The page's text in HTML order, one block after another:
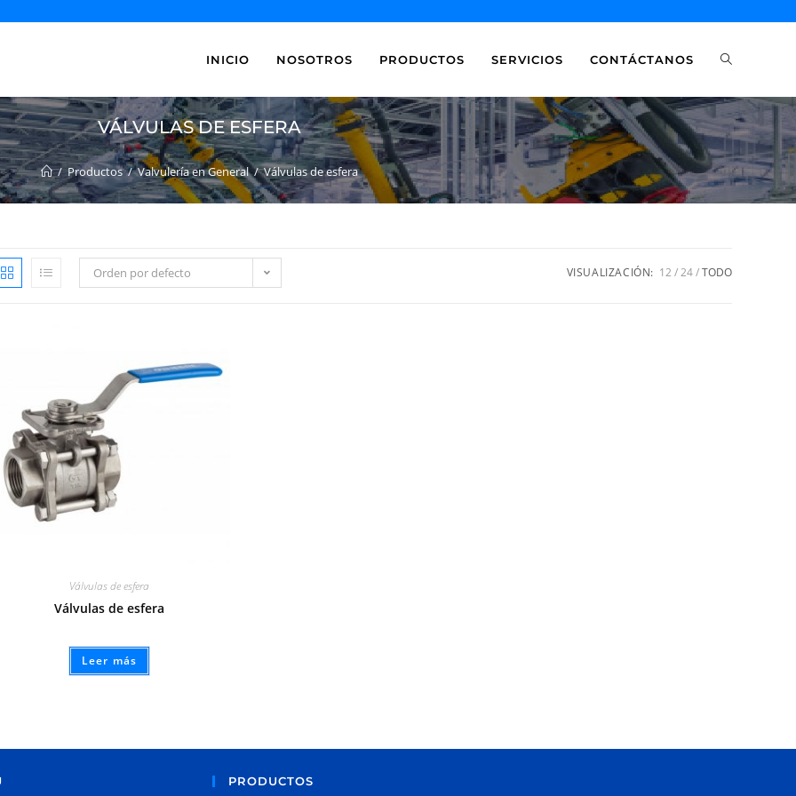
INICIO NOSOTROS PRODUCTOS SERVICIOS CONTÁCTANOS
VÁLVULAS DE ESFERA
/ Productos / Valvulería en General / Válvulas de esfera
Orden por defecto VISUALIZACIÓN: 12 24 TODO
Válvulas de esfera
Válvulas de esfera
Leer más
PRODUCTOS